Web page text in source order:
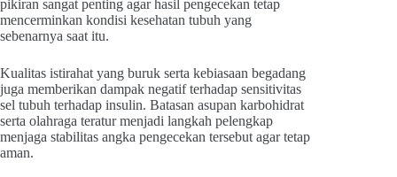
pikiran sangat penting agar hasil pengecekan tetap
mencerminkan kondisi kesehatan tubuh yang
sebenarnya saat itu.
Kualitas istirahat yang buruk serta kebiasaan begadang
juga memberikan dampak negatif terhadap sensitivitas
sel tubuh terhadap insulin. Batasan asupan karbohidrat
serta olahraga teratur menjadi langkah pelengkap
menjaga stabilitas angka pengecekan tersebut agar tetap
aman.